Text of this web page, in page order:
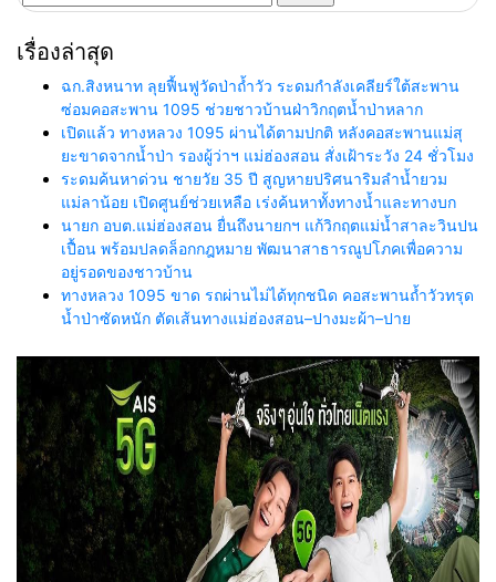
สำหรับ:
เรื่องล่าสุด
ฉก.สิงหนาท ลุยฟื้นฟูวัดป่าถ้ำวัว ระดมกำลังเคลียร์ใต้สะพาน
ซ่อมคอสะพาน 1095 ช่วยชาวบ้านฝ่าวิกฤตน้ำป่าหลาก
เปิดแล้ว ทางหลวง 1095 ผ่านได้ตามปกติ หลังคอสะพานแม่สุ
ยะขาดจากน้ำป่า รองผู้ว่าฯ แม่ฮ่องสอน สั่งเฝ้าระวัง 24 ชั่วโมง
ระดมค้นหาด่วน ชายวัย 35 ปี สูญหายปริศนาริมลำน้ำยวม
แม่ลาน้อย เปิดศูนย์ช่วยเหลือ เร่งค้นหาทั้งทางน้ำและทางบก
นายก อบต.แม่ฮ่องสอน ยื่นถึงนายกฯ แก้วิกฤตแม่น้ำสาละวินปน
เปื้อน พร้อมปลดล็อกกฎหมาย พัฒนาสาธารณูปโภคเพื่อความ
อยู่รอดของชาวบ้าน
ทางหลวง 1095 ขาด รถผ่านไม่ได้ทุกชนิด คอสะพานถ้ำวัวทรุด
น้ำป่าซัดหนัก ตัดเส้นทางแม่ฮ่องสอน–ปางมะผ้า–ปาย